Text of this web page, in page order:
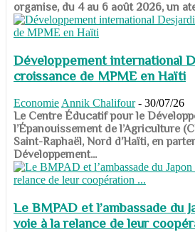
organise, du 4 au 6 août 2026, un
Développement international
croissance de MPME en Haïti
Economie Annik Chalifour - 30/07/26
​​​​​​​Le Centre Éducatif pour le
l’Épanouissement de l’Agriculture
Saint-Raphaël, Nord d’Haïti, en
Développement...
Le BMPAD et l’ambassade du
voie à la relance de leur